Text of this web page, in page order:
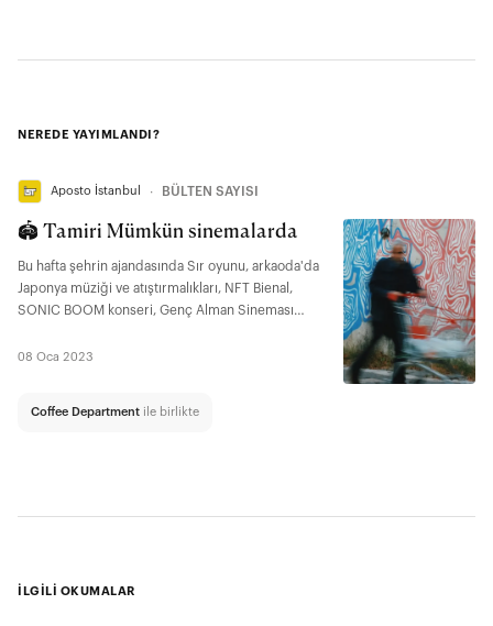
NEREDE YAYIMLANDI?
Aposto İstanbul ∙ BÜLTEN SAYISI
🏟️ Tamiri Mümkün sinemalarda
Bu hafta şehrin ajandasında Sır oyunu, arkaoda'da
Japonya müziği ve atıştırmalıkları, NFT Bienal,
SONIC BOOM konseri, Genç Alman Sineması
08 Oca 2023
Coffee Department ile birlikte
İLGİLİ OKUMALAR